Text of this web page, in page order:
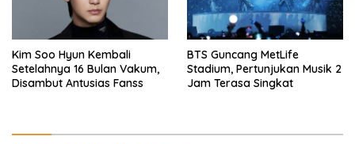
Kim Soo Hyun Kembali
Setelahnya 16 Bulan Vakum,
Disambut Antusias Fanss
BTS Guncang MetLife
Stadium, Pertunjukan Musik 2
Jam Terasa Singkat